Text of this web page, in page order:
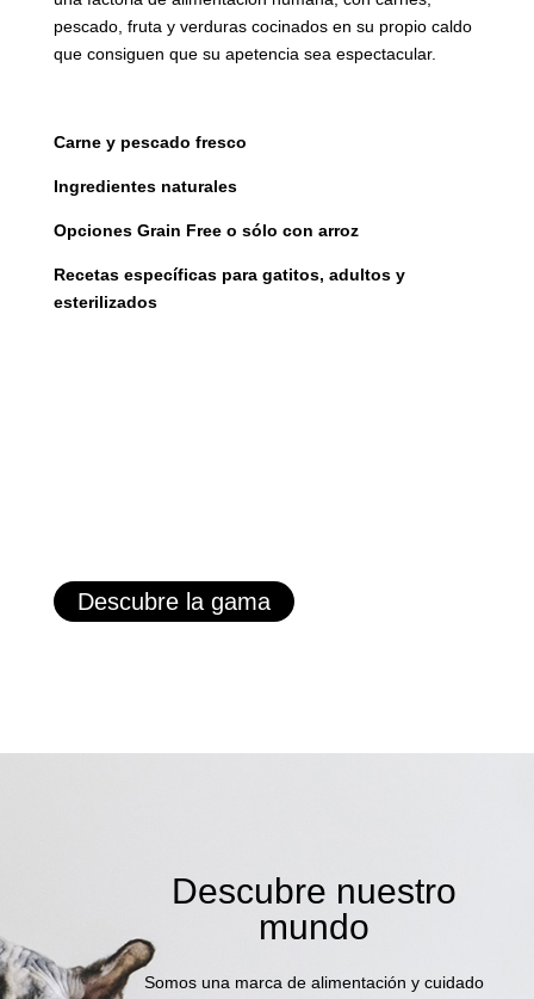
pescado, fruta y verduras cocinados en su propio caldo
que consiguen que su apetencia sea espectacular.
Carne y pescado fresco
Ingredientes naturales
Opciones Grain Free o sólo con arroz
Recetas específicas para gatitos, adultos y
esterilizados
Descubre la gama
Descubre nuestro
mundo
Somos una marca de alimentación y cuidado